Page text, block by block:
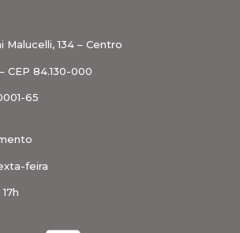
Malucelli, 134 – Centro
CEP 84.130-000
65
feira